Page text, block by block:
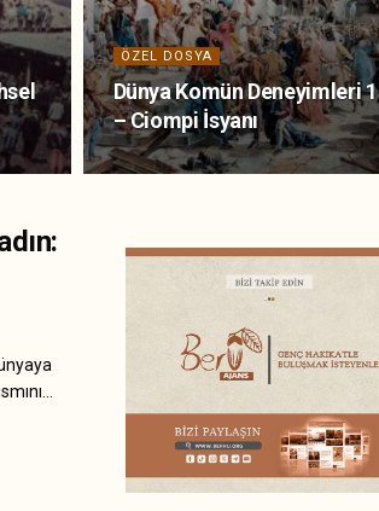
ÖZEL DOSYA
Dünya Komün Deneyimleri 1
– Ciompi İsyanı